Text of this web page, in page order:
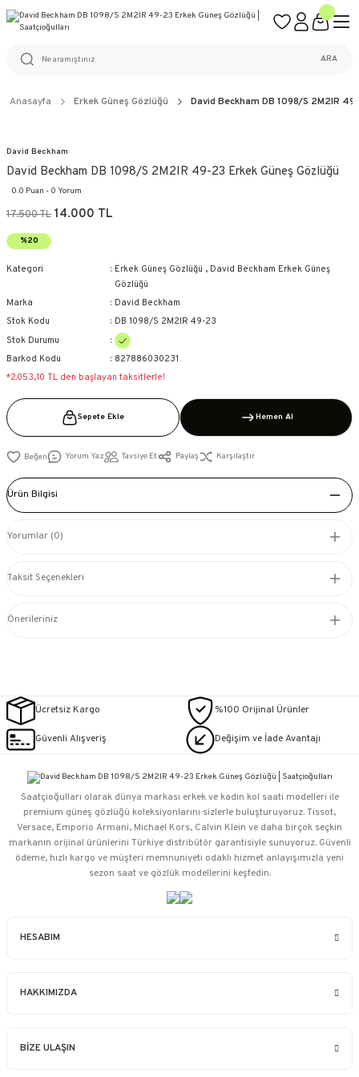
%100 ORİJİNAL ÜRÜN GARANTİSİ
ARA
Anasayfa Erkek Güneş Gözlüğü David Beckham DB 1098/S 2M2IR
David Beckham
David Beckham DB 1098/S 2M2IR 49-23 Erkek Güneş Gözlüğü
0.0 Puan - 0 Yorum
17.500 TL 14.000 TL
%20
Kategori Erkek Güneş Gözlüğü , David Beckham Erkek Güneş
Gözlüğü
Marka
David Beckham
Stok Kodu
DB 1098/S 2M2IR 49-23
Stok Durumu
Barkod Kodu
827886030231
*2.053,10 TL den başlayan taksitlerle!
Sepete Ekle Hemen Al
Yorum Yaz Tavsiye Et Paylaş Karşılaştır
Ürün Bilgisi
Yorumlar (0)
Taksit Seçenekleri
Önerileriniz
Ücretsiz Kargo %100 Orijinal Ürünler
Güvenli Alışveriş Değişim ve İade Avantajı
HESABIM
HAKKIMIZDA
BİZE ULAŞIN
Saatçioğulları⁠ olarak dünya markası erkek ve kadın kol saati modelleri ile
premium güneş gözlüğü koleksiyonlarını sizlerle buluşturuyoruz. Tissot,
Versace, Emporio Armani, Michael Kors, Calvin Klein ve daha birçok seçkin
markanın orijinal ürünlerini Türkiye distribütör garantisiyle sunuyoruz. Güvenli
ödeme, hızlı kargo ve müşteri memnuniyeti odaklı hizmet anlayışımızla yeni
sezon saat ve gözlük modellerini keşfedin.